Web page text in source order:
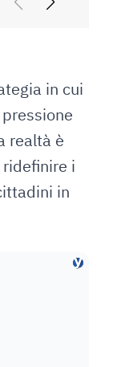
in cui
realtà è
i
in